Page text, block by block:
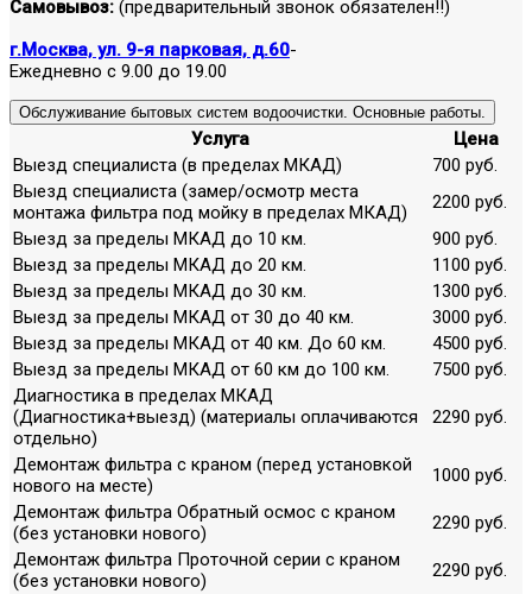
Самовывоз: (предварительный звонок обязателен!!)
г.Москва, ул. 9-я парковая, д.60-
Ежедневно с 9.00 до 19.00
Обслуживание бытовых систем водоочистки. Основные работы.
Услуга
Цена
Выезд специалиста (в пределах МКАД)
700 руб.
Выезд специалиста (замер/осмотр места
монтажа фильтра под мойку в пределах МКАД)
2200 руб.
Выезд за пределы МКАД до 10 км.
900 руб.
Выезд за пределы МКАД до 20 км.
1100 руб.
Выезд за пределы МКАД до 30 км.
1300 руб.
Выезд за пределы МКАД от 30 до 40 км.
3000 руб.
Выезд за пределы МКАД от 40 км. До 60 км.
4500 руб.
Выезд за пределы МКАД от 60 км до 100 км.
7500 руб.
Диагностика в пределах МКАД
(Диагностика+выезд) (материалы оплачиваются
отдельно)
2290 руб.
Демонтаж фильтра с краном (перед установкой
нового на месте)
1000 руб.
Демонтаж фильтра Обратный осмос с краном
(без установки нового)
2290 руб.
Демонтаж фильтра Проточной серии с краном
(без установки нового)
2290 руб.